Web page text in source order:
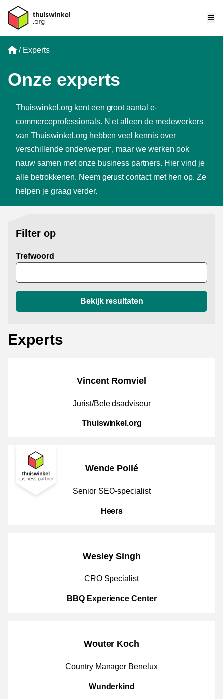
Home
Experts
Onze experts
Thuiswinkel.org kent een groot aantal e-
commerceprofessionals. Niet alleen de medewerkers
van Thuiswinkel.org hebben veel kennis over
verschillende onderwerpen, maar we werken ook
nauw samen met onze business partners. Hier vind je
alle betrokkenen. Neem gerust contact met hen op. Ze
helpen je graag verder.
Filter op
Trefwoord
Bekijk resultaten
Experts
Vincent Romviel
JobPosition
Jurist/Beleidsadviseur
CompanyName
Thuiswinkel.org
Wende Pollé
JobPosition
Senior SEO-specialist
CompanyName
Heers
Wesley Singh
JobPosition
CRO Specialist
CompanyName
BBQ Experience Center
Wouter Koch
JobPosition
Country Manager Benelux
CompanyName
Wunderkind